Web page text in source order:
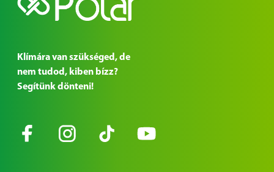
Klímára van szükséged, de
nem tudod, kiben bízz?
Segítünk dönteni!